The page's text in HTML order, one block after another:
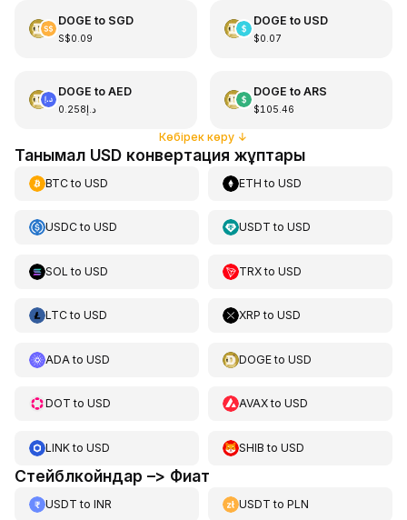
DOGE to SGD
S$0.09
DOGE to USD
$0.07
DOGE to AED
د.إ0.258
DOGE to ARS
$105.46
Көбірек көру ↓
Танымал USD конвертация жұптары
BTCto USD ETH toUSD
USDCto USD USDT toUSD
SOL to USD TRXtoUSD
LTCto USD XRP toUSD
ADA to USD DOGEtoUSD
DOT to USD AVAXtoUSD
LINKto USD SHIB toUSD
Стейблкойндар –> Фиат
USDT to INR USDT toPLN